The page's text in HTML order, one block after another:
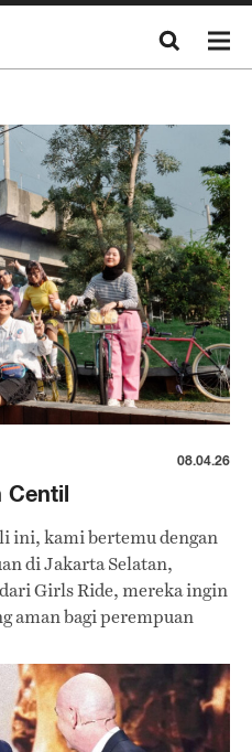
08.04.26
Centil
ini, kami bertemu dengan
di Jakarta Selatan,
Girls Ride, mereka ingin
aman bagi perempuan